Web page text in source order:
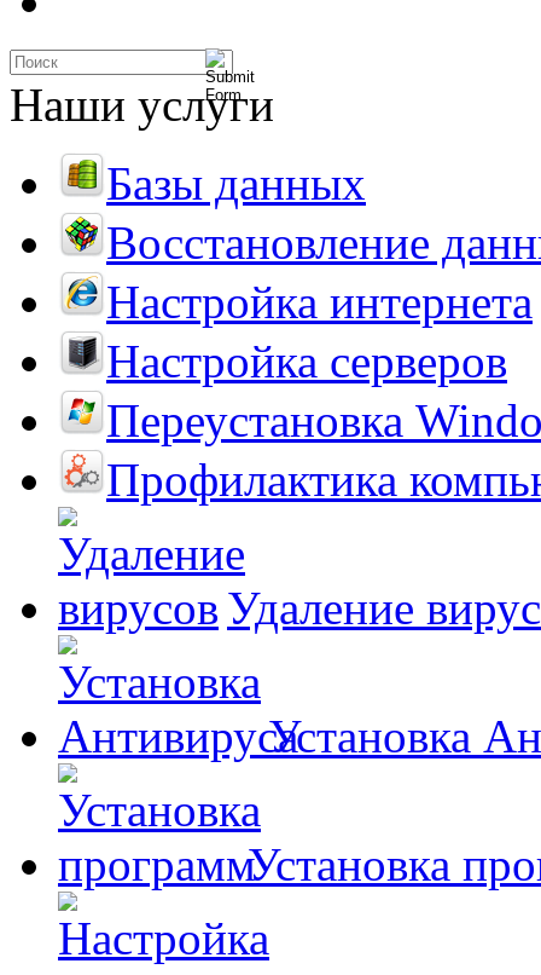
Наши услуги
Базы данных
Восстановление
Настройка интернета
Настройка серверов
Переустановка
Профилактика
Удаление
Установка
Установка